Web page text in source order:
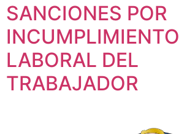
SANCIONES POR
INCUMPLIMIENTO
LABORAL DEL
TRABAJADOR